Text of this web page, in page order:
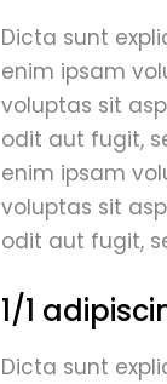
Dicta sunt
enim ipsam
voluptas sit
odit aut fugit,
enim ipsam
voluptas sit
odit aut fugit,
1/1
Dicta sunt